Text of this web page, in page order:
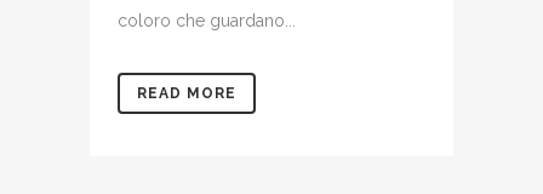
coloro che guardano...
READ MORE